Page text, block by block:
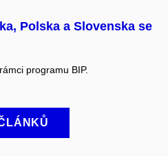
Polska a Slovenska se
programu BIP.